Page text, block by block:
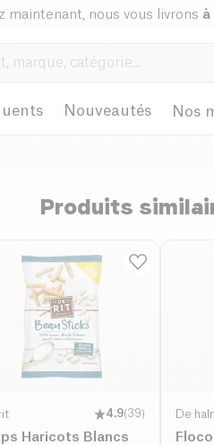
maintenant, nous vous livrons
Nouveautés Nos
Produits
4.9(39)
Haricots Blancs
De